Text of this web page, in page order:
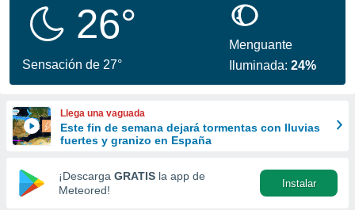
se
calidad.
a este
las
y
forma
digital
basada
26°
Sensación de 27°
Menguante
Iluminada:24%
Llega una vaguada
Este fin de semana dejará tormentas con lluvias
fuertes y granizo en España
¡Descarga GRATIS la app de
Meteored!
Instalar